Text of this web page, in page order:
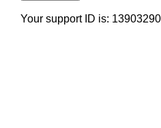
Your support ID is: